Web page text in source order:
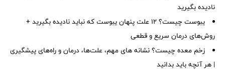
نادیده بگیرید
یبوست چیست؟ ۱۲ علت پنهان یبوست که نباید نادیده بگیرید +
روش‌های درمان سریع و قطعی
زخم معده چیست؟ نشانه های مهم، علت‌ها، درمان و راه‌های پیشگیری
| هر آنچه باید بدانید